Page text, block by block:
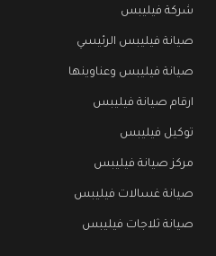
شركة فيليبس
صيانة فيليبس الرئيسي
صيانة فيليبس وعناوينها
ارقام صيانة فيليبس
توكيل فيليبس
مركز صيانة فيليبس
صيانة غسالات فيليبس
صيانة ثلاجات فيليبس